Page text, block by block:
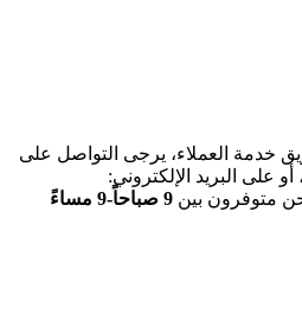
خدمة العملاء، يرجى التواصل على
، أو على البريد الإلكتروني:
متوفرون بين 9 صباحاً-9 مساءً